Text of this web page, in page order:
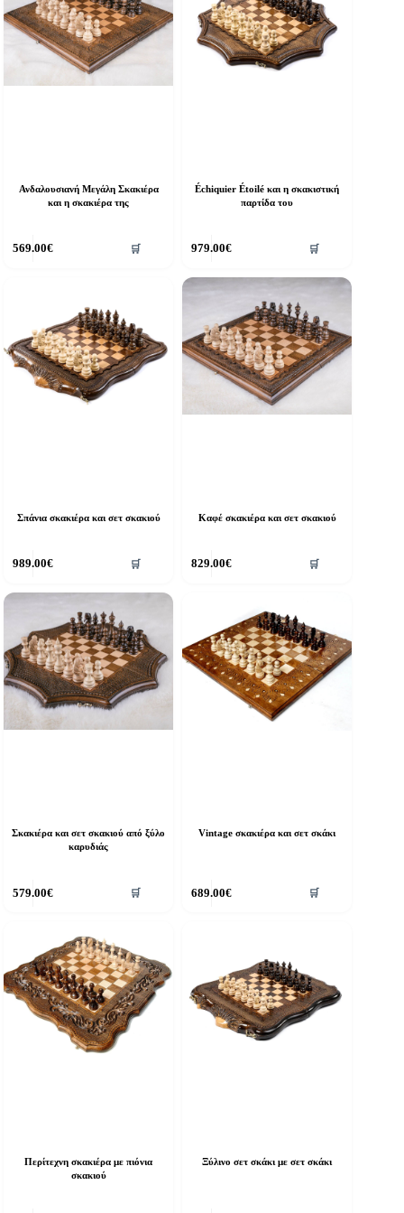
Ανδαλουσιανή Μεγάλη Σκακιέρα
και η σκακιέρα της
569.00€ 🛒
Échiquier Étoilé και η σκακιστική
παρτίδα του
979.00€ 🛒
Σπάνια σκακιέρα και σετ σκακιού
989.00€ 🛒
Καφέ σκακιέρα και σετ σκακιού
829.00€ 🛒
Σκακιέρα και σετ σκακιού από ξύλο
καρυδιάς
579.00€ 🛒
Vintage σκακιέρα και σετ σκάκι
689.00€ 🛒
Περίτεχνη σκακιέρα με πιόνια
σκακιού
Ξύλινο σετ σκάκι με σετ σκάκι